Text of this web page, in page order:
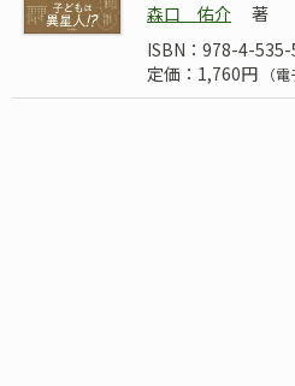
森口 佑介
著
ISBN：978-4-
定価：1,760円
（